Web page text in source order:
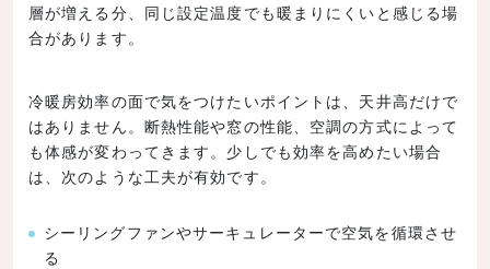
層が増える分、同じ設定温度でも暖まりにくいと感じる場
合があります。
冷暖房効率の面で気をつけたいポイントは、天井高だけで
はありません。断熱性能や窓の性能、空調の方式によって
も体感が変わってきます。少しでも効率を高めたい場合
は、次のような工夫が有効です。
シーリングファンやサーキュレーターで空気を循環させ
る